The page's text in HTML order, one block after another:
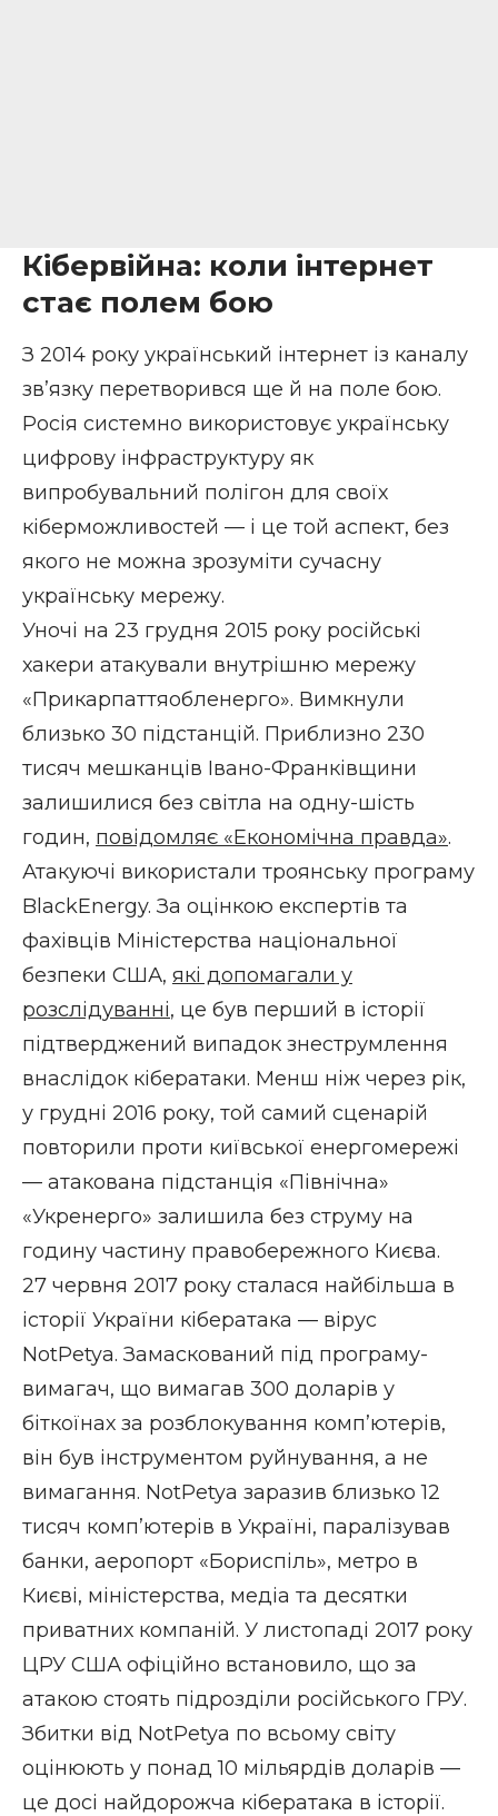
Кібервійна: коли інтернет
стає полем бою
З 2014 року український інтернет із каналу
зв’язку перетворився ще й на поле бою.
Росія системно використовує українську
цифрову інфраструктуру як
випробувальний полігон для своїх
кіберможливостей — і це той аспект, без
якого не можна зрозуміти сучасну
українську мережу.
Уночі на 23 грудня 2015 року російські
хакери атакували внутрішню мережу
«Прикарпаттяобленерго». Вимкнули
близько 30 підстанцій. Приблизно 230
тисяч мешканців Івано-Франківщини
залишилися без світла на одну-шість
годин, повідомляє «Економічна правда».
Атакуючі використали троянську програму
BlackEnergy. За оцінкою експертів та
фахівців Міністерства національної
безпеки США, які допомагали у
розслідуванні, це був перший в історії
підтверджений випадок знеструмлення
внаслідок кібератаки. Менш ніж через рік,
у грудні 2016 року, той самий сценарій
повторили проти київської енергомережі
— атакована підстанція «Північна»
«Укренерго» залишила без струму на
годину частину правобережного Києва.
27 червня 2017 року сталася найбільша в
історії України кібератака — вірус
NotPetya. Замаскований під програму-
вимагач, що вимагав 300 доларів у
біткоїнах за розблокування комп’ютерів,
він був інструментом руйнування, а не
вимагання. NotPetya заразив близько 12
тисяч комп’ютерів в Україні, паралізував
банки, аеропорт «Бориспіль», метро в
Києві, міністерства, медіа та десятки
приватних компаній. У листопаді 2017 року
ЦРУ США офіційно встановило, що за
атакою стоять підрозділи російського ГРУ.
Збитки від NotPetya по всьому світу
оцінюють у понад 10 мільярдів доларів —
це досі найдорожча кібератака в історії.